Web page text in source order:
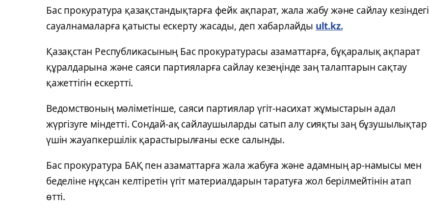
Бас прокуратура қазақстандықтарға фейк ақпарат, жала жабу және сайлау кезіндегі
сауалнамаларға қатысты ескерту жасады, деп хабарлайды ult.kz.
Қазақстан Республикасының Бас прокуратурасы азаматтарға, бұқаралық ақпарат
құралдарына және саяси партияларға сайлау кезеңінде заң талаптарын сақтау
қажеттігін ескертті.
Ведомствоның мәліметінше, саяси партиялар үгіт-насихат жұмыстарын адал
жүргізуге міндетті. Сондай-ақ сайлаушыларды сатып алу сияқты заң бұзушылықтар
үшін жауапкершілік қарастырылғаны еске салынды.
Бас прокуратура БАҚ пен азаматтарға жала жабуға және адамның ар-намысы мен
беделіне нұқсан келтіретін үгіт материалдарын таратуға жол берілмейтінін атап
өтті.